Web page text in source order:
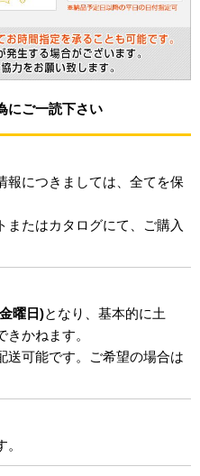
にご一読下さい
報につきましては、全てを保
またはカタログにて、ご購入
曜日)となり、基本的に土
かねます。
可能です。ご希望の場合は